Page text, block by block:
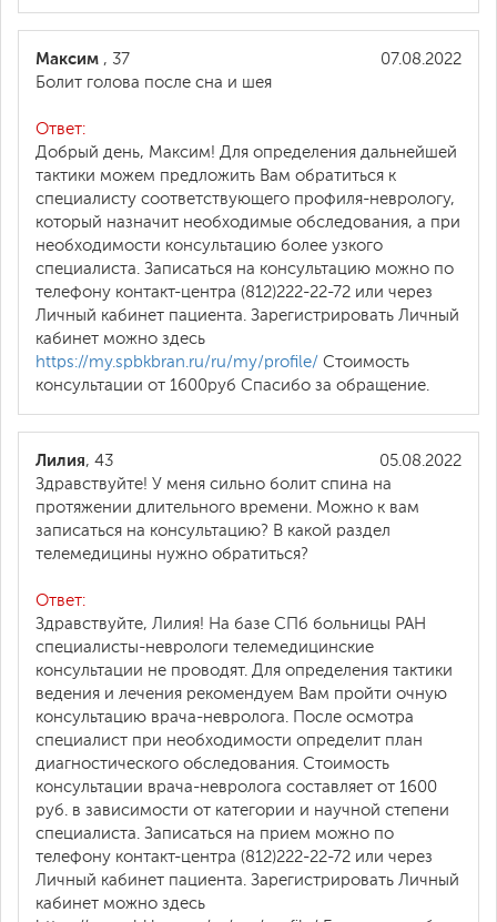
07.08.2022
Максим , 37
Болит голова после сна и шея
Ответ:
Добрый день, Максим! Для определения дальнейшей
тактики можем предложить Вам обратиться к
специалисту соответствующего профиля-неврологу,
который назначит необходимые обследования, а при
необходимости консультацию более узкого
специалиста. Записаться на консультацию можно по
телефону контакт-центра (812)222-22-72 или через
Личный кабинет пациента. Зарегистрировать Личный
кабинет можно здесь
https://my.spbkbran.ru/ru/my/profile/ Стоимость
консультации от 1600руб Спасибо за обращение.
05.08.2022
Лилия, 43
Здравствуйте! У меня сильно болит спина на
протяжении длительного времени. Можно к вам
записаться на консультацию? В какой раздел
телемедицины нужно обратиться?
Ответ:
Здравствуйте, Лилия! На базе СПб больницы РАН
специалисты-неврологи телемедицинские
консультации не проводят. Для определения тактики
ведения и лечения рекомендуем Вам пройти очную
консультацию врача-невролога. После осмотра
специалист при необходимости определит план
диагностического обследования. Стоимость
консультации врача-невролога составляет от 1600
руб. в зависимости от категории и научной степени
специалиста. Записаться на прием можно по
телефону контакт-центра (812)222-22-72 или через
Личный кабинет пациента. Зарегистрировать Личный
кабинет можно здесь